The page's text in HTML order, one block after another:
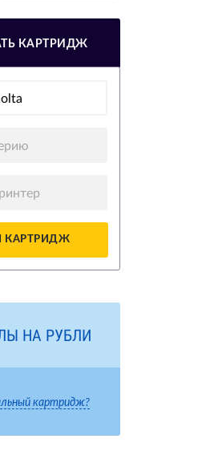
КАРТРИДЖ
КАРТРИДЖ
НА РУБЛИ
картридж?